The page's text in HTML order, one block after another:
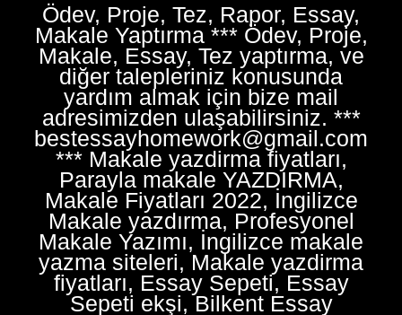
Ödev, Proje, Tez, Rapor, Essay,
Makale Yaptırma *** Ödev, Proje,
Makale, Essay, Tez yaptırma, ve
diğer talepleriniz konusunda
yardım almak için bize mail
adresimizden ulaşabilirsiniz. ***
bestessayhomework@gmail.com
*** Makale yazdirma fiyatları,
Parayla makale YAZDIRMA,
Makale Fiyatları 2022, İngilizce
Makale yazdırma, Profesyonel
Makale Yazımı, İngilizce makale
yazma siteleri, Makale yazdirma
fiyatları, Essay Sepeti, Essay
Sepeti ekşi, Bilkent Essay